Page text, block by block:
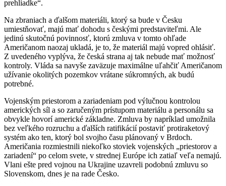
prehliadke“.
Na zbraniach a ďalšom materiáli, ktorý sa bude v Česku
umiestňovať, majú mať dohodu s českými predstaviteľmi. Ale
jedinú skutočnú povinnosť, ktorú zmluva v tomto ohľade
Američanom naozaj ukladá, je to, že materiál majú vopred ohlásiť.
Z uvedeného vyplýva, že česká strana aj tak nebude mať možnosť
kontroly. Vláda sa navyše zaväzuje maximálne uľahčiť Američanom
užívanie okolitých pozemkov vrátane súkromných, ak budú
potrebné.
Vojenským priestorom a zariadeniam pod výlučnou kontrolou
amerických síl a so zaručeným prístupom materiálu a personálu sa
obvykle hovorí americké základne. Zmluva by napríklad umožnila
bez veľkého rozruchu a ďalších ratifikácií postaviť protiraketový
systém ako ten, ktorý bol svojho času plánovaný v Brdoch.
Američania rozmiestnili niekoľko stoviek vojenských „priestorov a
zariadení“ po celom svete, v strednej Európe ich zatiaľ veľa nemajú.
Vlani ešte pred vojnou na Ukrajine uzavreli podobnú zmluvu so
Slovenskom, dnes je na rade Česko.